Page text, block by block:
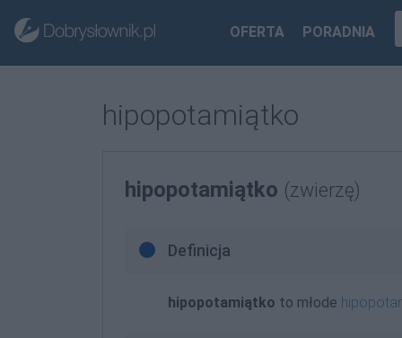
OFERTA PORADNIA
hipopotamiątko
hipopotamiątko (zwierzę)
Definicja
hipopotamiątko to młode